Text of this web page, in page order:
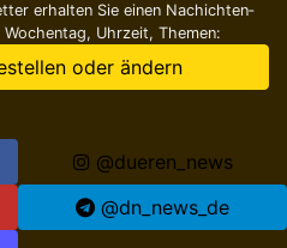
Versicherung und
Baufinanzierung
erhalten Sie einen Nachichten­
Uhrzeit, Themen:
oder ändern
@dueren_news
@dn_news_de